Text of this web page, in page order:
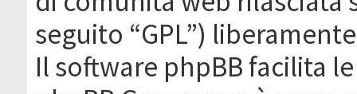
seguito “GPL”)
Il software phpBB facilita